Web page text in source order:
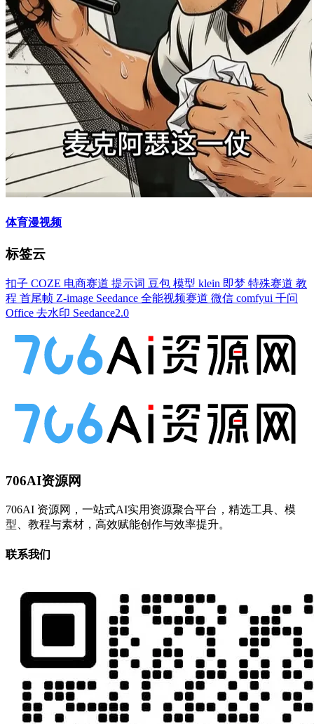
体育漫视频
标签云
扣子 COZE 电商赛道 提示词 豆包 模型 klein 即梦 特殊赛道 教
程 首尾帧 Z-image Seedance 全能视频赛道 微信 comfyui 千问
Office 去水印 Seedance2.0
706AI资源网
706AI 资源网，一站式AI实用资源聚合平台，精选工具、模
型、教程与素材，高效赋能创作与效率提升。
联系我们